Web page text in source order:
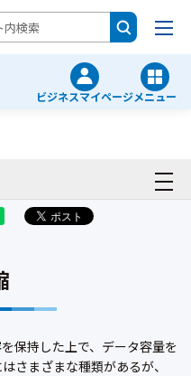
ビジネスマイページメニュー
保持した上で、データ容量を
さまざまな種類があるが、